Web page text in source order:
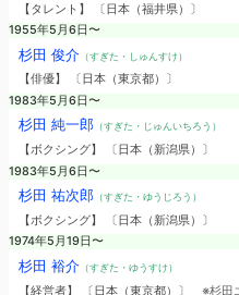
【タレント】 〔日本（福井県）〕
1955年5月6日〜
杉田 俊介（すぎた・しゅんすけ）
【俳優】 〔日本（東京都）〕
1983年5月6日〜
杉田 純一郎（すぎた・じゅんいちろう）
【ボクシング】 〔日本（新潟県）〕
1983年5月6日〜
杉田 祐次郎（すぎた・ゆうじろう）
【ボクシング】 〔日本（新潟県）〕
1974年5月19日〜
杉田 裕介（すぎた・ゆうすけ）
【経営者】 〔日本（東京都）〕 ※杉田